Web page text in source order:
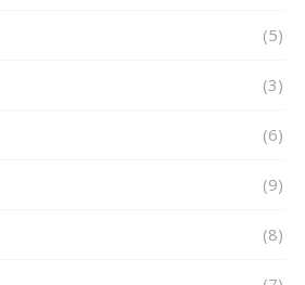
(5)
(3)
(6)
(9)
(8)